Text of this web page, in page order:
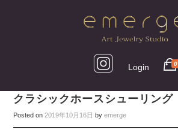
Login 0
クラシックホースシューリング
Posted on2019年10月16日 byemerge